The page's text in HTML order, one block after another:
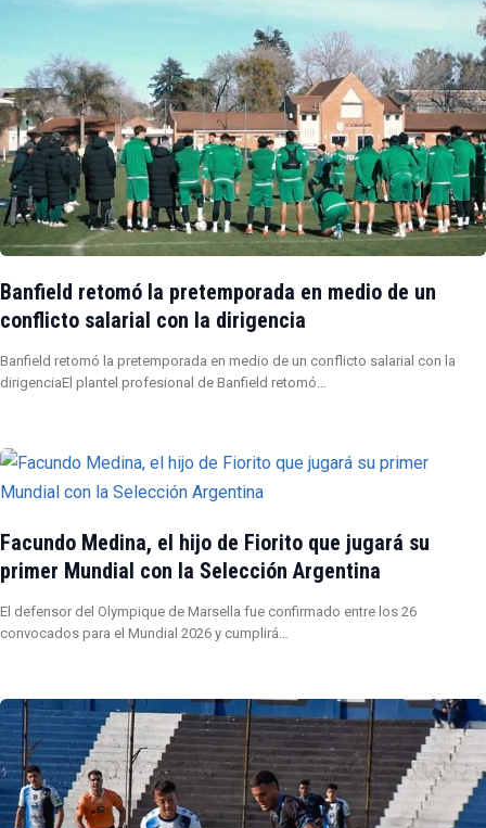
Banfield retomó la pretemporada en medio de un
conflicto salarial con la dirigencia
Banfield retomó la pretemporada en medio de un conflicto salarial con la
dirigenciaEl plantel profesional de Banfield retomó…
Facundo Medina, el hijo de Fiorito que jugará su
primer Mundial con la Selección Argentina
El defensor del Olympique de Marsella fue confirmado entre los 26
convocados para el Mundial 2026 y cumplirá…